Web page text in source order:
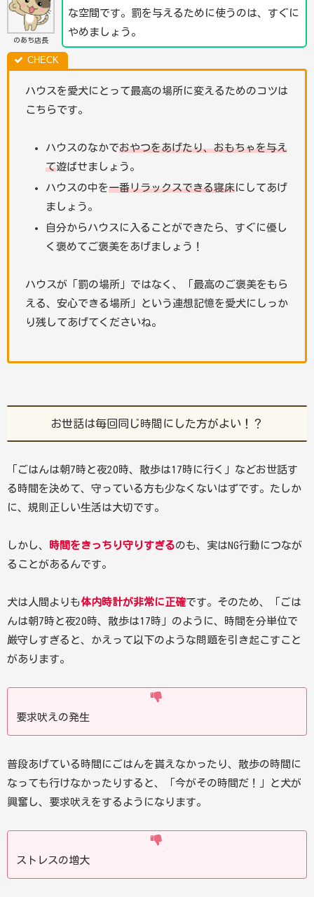
のあち店長
な空間です。罰を与えるために使うのは、すぐに
やめましょう。
ハウスを愛犬にとって最高の場所に変えるためのコツは
こちらです。
ハウスのなかでおやつをあげたり、おもちゃを与え
て遊ばせましょう。
ハウスの中を一番リラックスできる寝床にしてあげ
ましょう。
自分からハウスに入ることができたら、すぐに優し
く褒めてご褒美をあげましょう！
ハウスが「罰の場所」ではなく、「最高のご褒美をもら
える、安心できる場所」という連想記憶を愛犬にしっか
り残してあげてくださいね。
お世話は毎回同じ時間にした方がよい！？
「ごはんは朝7時と夜20時、散歩は17時に行く」などお世話す
る時間を決めて、守っている方も少なくないはずです。たしか
に、規則正しい生活は大切です。
しかし、 時間をきっちり守りすぎるのも、実はNG行動につなが
ることがあるんです。
犬は人間よりも体内時計が非常に正確です。そのため、「ごは
んは朝7時と夜20時、散歩は17時」のように、時間を分単位で
厳守しすぎると、かえって以下のような問題を引き起こすこと
があります。
要求吠えの発生
普段あげている時間にごはんを貰えなかったり、散歩の時間に
なっても行けなかったりすると、「今がその時間だ！」と犬が
興奮し、要求吠えをするようになります。
ストレスの増大